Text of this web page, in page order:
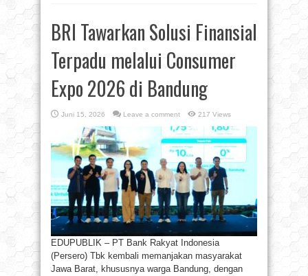
BRI Tawarkan Solusi Finansial
Terpadu melalui Consumer
Expo 2026 di Bandung
Juni 15, 2026 Leave a comment 217 Views
EDUPUBLIK – PT Bank Rakyat Indonesia
(Persero) Tbk kembali memanjakan masyarakat
Jawa Barat, khususnya warga Bandung, dengan